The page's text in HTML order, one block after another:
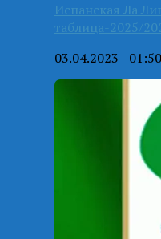
Испанская Ла
таблица-2025/
03.04.2023 - 01:50